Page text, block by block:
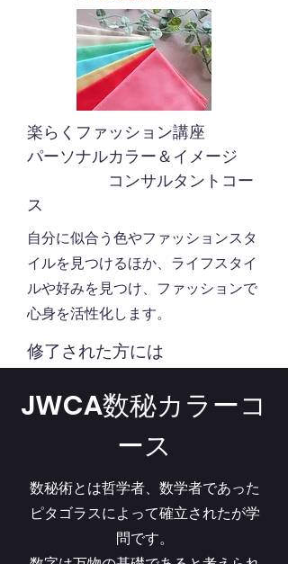
楽らくファッション講座
パーソナルカラー＆イメージ
​ コンサルタントコー
ス
​自分に似合う色やファッションスタ
イルを見つけるほか、ライフスタイ
ルや好みを見つけ、ファッションで
心身を活性化します。
修了された方には
​こんな方におすすめします！
福祉関係のお仕事の人 地域リーダ
ある人
地域貢献したい人 いろんな人と
JWCA数秘カラーコ
ース
数秘術とは哲学者、数学者であった
ピタゴラスによって確立されたが学
問です。